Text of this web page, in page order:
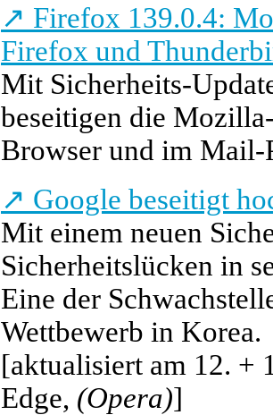
↗ Firefox 139.0.4:
Firefox und
Mit Sicherheits-
beseitigen die
Browser und im Mail-
↗ Google beseitigt
Mit einem neuen
Sicherheitslücken in
Eine der
Wettbewerb in Korea.
[aktualisiert am 12. +
Edge, (Opera)]